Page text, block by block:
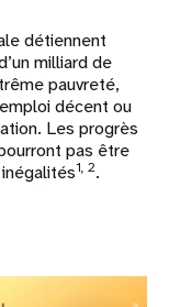
détiennent
milliard de
pauvreté,
décent ou
Les progrès
pas être
1, 2.